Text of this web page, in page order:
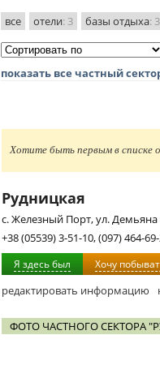
все отели: 3 базы отдыха: 3
показать все частный
Хотите быть первым в списке
Рудницкая
с. Железный Порт, ул. Демьяна
+38 (05539) 3-51-10, (097) 464-
Я здесь был Хочу
редактировать информацию
ФОТО ЧАСТНОГО СЕКТОРА